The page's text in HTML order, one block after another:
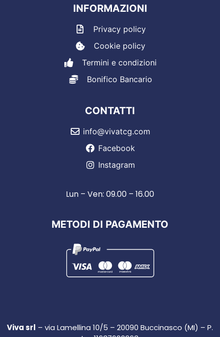
INFORMAZIONI
Privacy policy
Cookie policy
Termini e condizioni
Bonifico Bancario
CONTATTI
info@vivatcg.com
Facebook
Instagram
Lun – Ven: 09.00 – 16.00
METODI DI PAGAMENTO
Viva srl – via Lamellina 10/5 – 20090 Buccinasco (MI) – P.